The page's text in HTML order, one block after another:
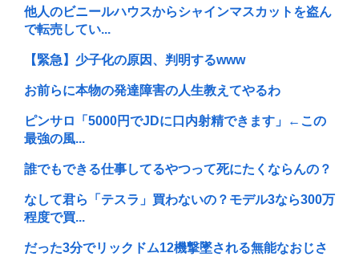
他人のビニールハウスからシャインマスカットを盗ん
で転売してい...
【緊急】少子化の原因、判明するwww
お前らに本物の発達障害の人生教えてやるわ
ピンサロ「5000円でJDに口内射精できます」←この
最強の風...
誰でもできる仕事してるやつって死にたくならんの？
なして君ら「テスラ」買わないの？モデル3なら300万
程度で買...
だった3分でリックドム12機撃墜される無能なおじさ